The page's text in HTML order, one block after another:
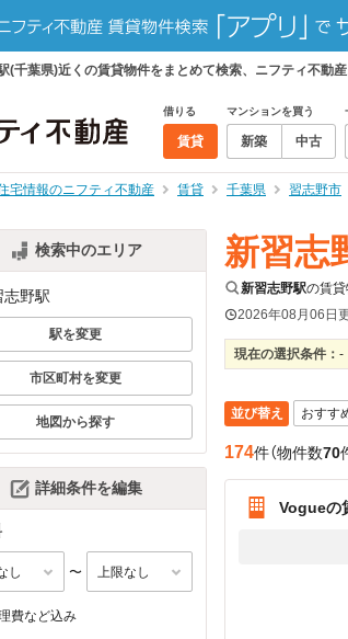
(千葉県)近くの賃貸物件をまとめて検索、ニフティ不動
借りる
賃貸
マンションを買う
新築 中古
宅情報のニフティ不動産 賃貸 千葉県 習志野市
検索中のエリア
志野駅
駅を変更
市区町村を変更
地図から探す
詳細条件を編集
〜
費など込み
新習志
新習志野駅の賃貸
2026年08月06日
現在の選択条件： -
並び替え
174件（物件数70
Vogueの